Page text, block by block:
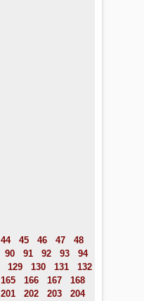
44 45 46 47
48
90 91 92 93
94
129 130 131
132
165 166 167
168
201 202 203
204